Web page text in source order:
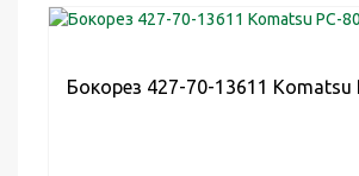
Бокорез 427-70-13611 Komatsu